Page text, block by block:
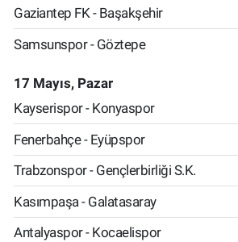
Gaziantep FK - Başakşehir
Samsunspor - Göztepe
17 Mayıs, Pazar
Kayserispor - Konyaspor
Fenerbahçe - Eyüpspor
Trabzonspor - Gençlerbirliği S.K.
Kasımpaşa - Galatasaray
Antalyaspor - Kocaelispor